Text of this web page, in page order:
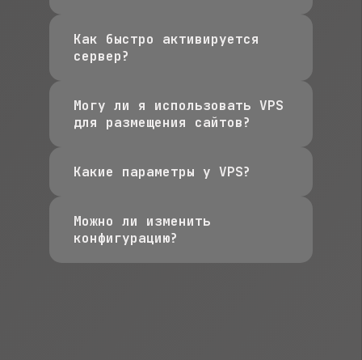
Как быстро активируется
сервер?
Могу ли я использовать VPS
для размещения сайтов?
Какие параметры у VPS?
Можно ли изменить
конфигурацию?